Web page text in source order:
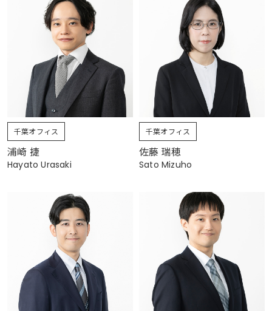
千葉オフィス
浦崎 捷
Hayato Urasaki
千葉オフィス
佐藤 瑞穂
Sato Mizuho